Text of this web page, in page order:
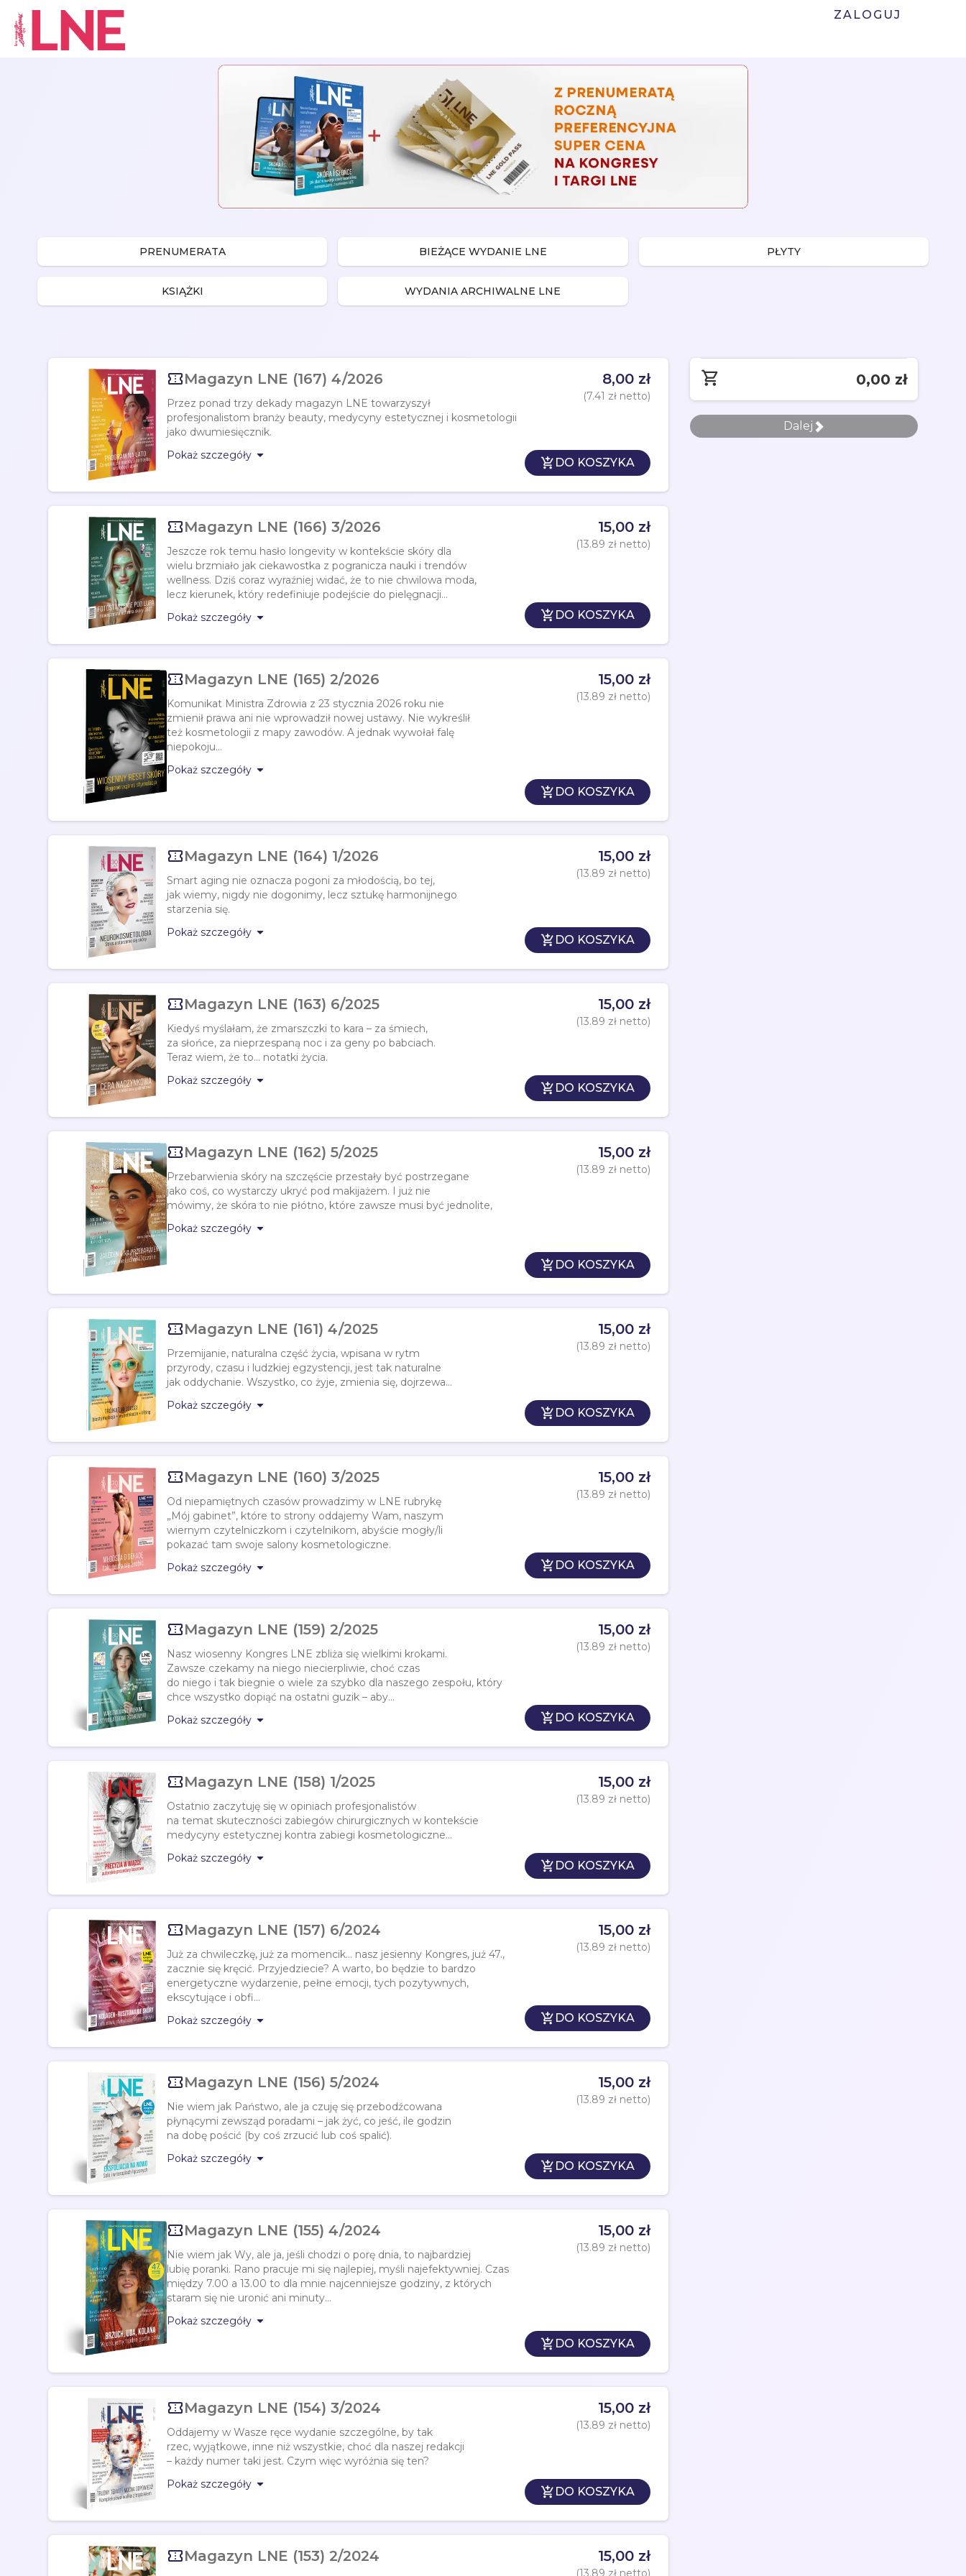
Skip to content
ZALOGUJ
PRENUMERATA BIEŻĄCE WYDANIE LNE PŁYTY
KSIĄŻKI WYDANIA ARCHIWALNE LNE
Magazyn LNE (167) 4/2026
Przez ponad trzy dekady magazyn LNE towarzyszył
profesjonalistom branży beauty, medycyny estetycznej i kosmetologii
jako dwumiesięcznik.
Pokaż szczegóły 
8,00 zł
(7.41 zł netto)
 DO KOSZYKA
Magazyn LNE (166) 3/2026
Jeszcze rok temu hasło longevity w kontekście skóry dla
wielu brzmiało jak ciekawostka z pogranicza nauki i trendów
wellness. Dziś coraz wyraźniej widać, że to nie chwilowa moda,
lecz kierunek, który redefiniuje podejście do pielęgnacji...
Pokaż szczegóły 
15,00 zł
(13.89 zł netto)
 DO KOSZYKA
Magazyn LNE (165) 2/2026
Komunikat Ministra Zdrowia z 23 stycznia 2026 roku nie
zmienił prawa ani nie wprowadził nowej ustawy. Nie wykreślił
też kosmetologii z mapy zawodów. A jednak wywołał falę
niepokoju...
Pokaż szczegóły 
15,00 zł
(13.89 zł netto)
 DO KOSZYKA
Magazyn LNE (164) 1/2026
Smart aging nie oznacza pogoni za młodością, bo tej,
jak wiemy, nigdy nie dogonimy, lecz sztukę harmonijnego
starzenia się.
Pokaż szczegóły 
15,00 zł
(13.89 zł netto)
 DO KOSZYKA
Magazyn LNE (163) 6/2025
Kiedyś myślałam, że zmarszczki to kara – za śmiech,
za słońce, za nieprzespaną noc i za geny po babciach.
Teraz wiem, że to... notatki życia.
Pokaż szczegóły 
15,00 zł
(13.89 zł netto)
 DO KOSZYKA
Magazyn LNE (162) 5/2025
Przebarwienia skóry na szczęście przestały być postrzegane
jako coś, co wystarczy ukryć pod makijażem. I już nie
mówimy, że skóra to nie płótno, które zawsze musi być jednolite,
Pokaż szczegóły 
15,00 zł
(13.89 zł netto)
 DO KOSZYKA
Magazyn LNE (161) 4/2025
Przemijanie, naturalna część życia, wpisana w rytm
przyrody, czasu i ludzkiej egzystencji, jest tak naturalne
jak oddychanie. Wszystko, co żyje, zmienia się, dojrzewa...
Pokaż szczegóły 
15,00 zł
(13.89 zł netto)
 DO KOSZYKA
Magazyn LNE (160) 3/2025
Od niepamiętnych czasów prowadzimy w LNE rubrykę
„Mój gabinet”, które to strony oddajemy Wam, naszym
wiernym czytelniczkom i czytelnikom, abyście mogły/li
pokazać tam swoje salony kosmetologiczne.
Pokaż szczegóły 
15,00 zł
(13.89 zł netto)
 DO KOSZYKA
Magazyn LNE (159) 2/2025
Nasz wiosenny Kongres LNE zbliża się wielkimi krokami.
Zawsze czekamy na niego niecierpliwie, choć czas
do niego i tak biegnie o wiele za szybko dla naszego zespołu, który
chce wszystko dopiąć na ostatni guzik – aby...
Pokaż szczegóły 
15,00 zł
(13.89 zł netto)
 DO KOSZYKA
Magazyn LNE (158) 1/2025
Ostatnio zaczytuję się w opiniach profesjonalistów
na temat skuteczności zabiegów chirurgicznych w kontekście
medycyny estetycznej kontra zabiegi kosmetologiczne...
Pokaż szczegóły 
15,00 zł
(13.89 zł netto)
 DO KOSZYKA
Magazyn LNE (157) 6/2024
Już za chwileczkę, już za momencik… nasz jesienny Kongres, już 47.,
zacznie się kręcić. Przyjedziecie? A warto, bo będzie to bardzo
energetyczne wydarzenie, pełne emocji, tych pozytywnych,
ekscytujące i obfi...
Pokaż szczegóły 
15,00 zł
(13.89 zł netto)
 DO KOSZYKA
Magazyn LNE (156) 5/2024
Nie wiem jak Państwo, ale ja czuję się przebodźcowana
płynącymi zewsząd poradami – jak żyć, co jeść, ile godzin
na dobę pościć (by coś zrzucić lub coś spalić).
Pokaż szczegóły 
15,00 zł
(13.89 zł netto)
 DO KOSZYKA
Magazyn LNE (155) 4/2024
Nie wiem jak Wy, ale ja, jeśli chodzi o porę dnia, to najbardziej
lubię poranki. Rano pracuje mi się najlepiej, myśli najefektywniej. Czas
między 7.00 a 13.00 to dla mnie najcenniejsze godziny, z których
staram się nie uronić ani minuty...
Pokaż szczegóły 
15,00 zł
(13.89 zł netto)
 DO KOSZYKA
Magazyn LNE (154) 3/2024
Oddajemy w Wasze ręce wydanie szczególne, by tak
rzec, wyjątkowe, inne niż wszystkie, choć dla naszej redakcji
– każdy numer taki jest. Czym więc wyróżnia się ten?
Pokaż szczegóły 
15,00 zł
(13.89 zł netto)
 DO KOSZYKA
Magazyn LNE (153) 2/2024 15,00 zł
(13.89 zł netto)
0,00 zł
Dalej